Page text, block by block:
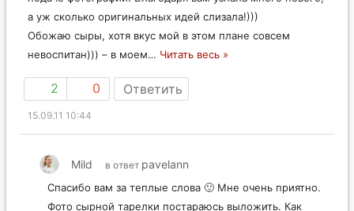
подаче фотографий. Благодаря вам узнала много нового,
а уж сколько оригинальных идей слизала!)))
Обожаю сыры, хотя вкус мой в этом плане совсем
2 0 Ответить
15.09.11 10:44
Mild
Спасибо вам за теплые слова 🙂 Мне очень приятно.